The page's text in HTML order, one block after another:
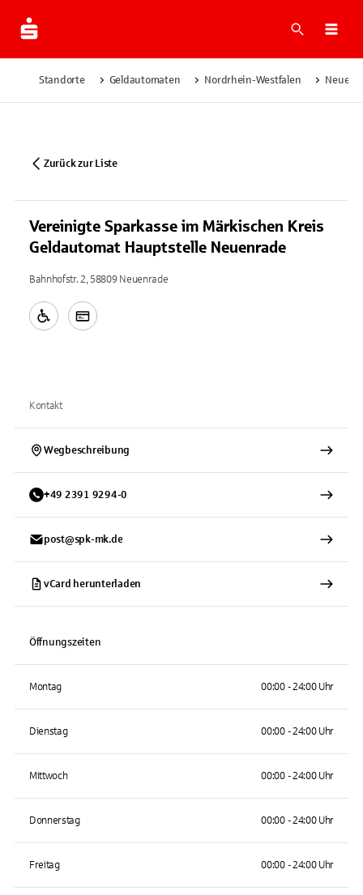
Suche
Standorte Geldautomaten Nordrhein-Westfalen
Zurück zur Liste
Vereinigte Sparkasse im Märkischen Kreis
Geldautomat Hauptstelle Neuenrade
Bahnhofstr. 2, 58809 Neuenrade
Kontakt
Wegbeschreibung
+49 2391 9294-0
post@spk-mk.de
vCard herunterladen
Öffnungszeiten
Montag 00:00 - 24:00 Uhr
Dienstag 00:00 - 24:00 Uhr
Mittwoch 00:00 - 24:00 Uhr
Donnerstag 00:00 - 24:00 Uhr
Freitag 00:00 - 24:00 Uhr